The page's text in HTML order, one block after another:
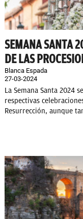
SEMANA SANTA
DE LAS
Blanca Espada
27-03-2024
La Semana Santa 2024
respectivas
Resurrección, aunque